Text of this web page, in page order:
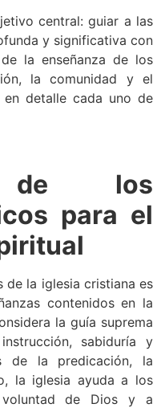
central: guiar a las
y significativa con
la enseñanza de los
la comunidad y el
en detalle cada uno de
de los
para el
de la iglesia cristiana es
contenidos en la
la guía suprema
sabiduría y
de la predicación, la
la iglesia ayuda a los
de Dios y a